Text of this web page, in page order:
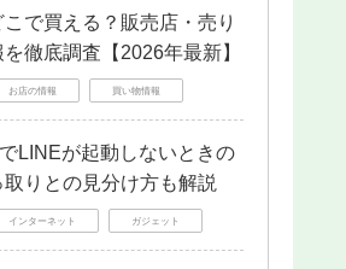
で買える？販売店・売り
徹底調査【2026年最新】
お店の情報 買い物情報
LINEが起動しないときの
りとの見分け方も解説
インターネット ガジェット